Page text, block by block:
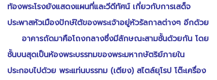
ท้องพระโรงยังแสดงแผนที่และวีดีทัศน์ เกี่ยวกับการเสด็จ
ประพาสหัวเมืองปักษ์ใต้ของพระเจ้าอยู่หัวรัลกาลต่างๆ อีกด้วย
อาคารถัดมาคือโถงกลางซึ่งมีลักษณะสามชั้นด้วยกัน โดย
ชั้นบนสุดเป็นห้องพระบรรทมของพระมหากษัตริย์ภายใน
ประกอบไปด้วย พระแท่นบรรทม (เตียง) สไตล์ยุโรป โต๊ะเครื่อง